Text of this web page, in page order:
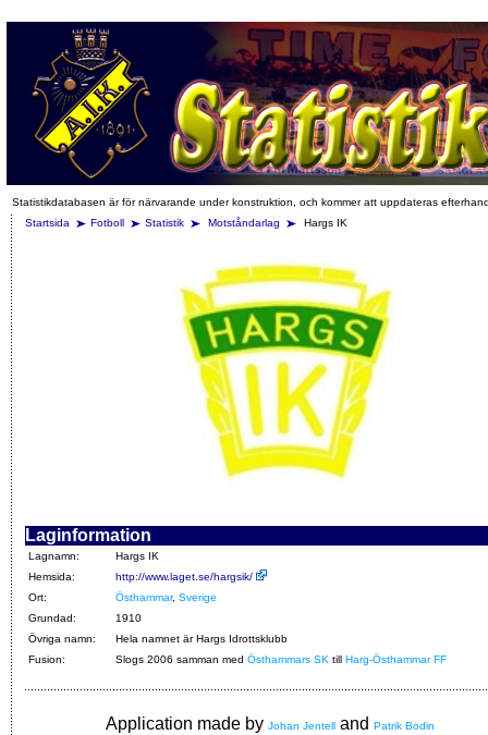
Statistikdatabasen är för närvarande under konstruktion, och kommer att uppdateras
Startsida
Fotboll Statistik Motståndarlag Hargs IK
Laginformation
Lagnamn:
Hargs IK
Hemsida:
http://www.laget.se/hargsik/
Ort:
Östhammar, Sverige
Grundad:
1910
Övriga namn:
Hela namnet är Hargs Idrottsklubb
Fusion:
Slogs 2006 samman med Östhammars SK till Harg-Östhammar FF
Application made by Johan Jentell and Patrik Bodin